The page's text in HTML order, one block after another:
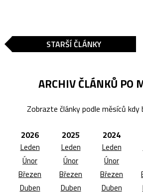
STARŠÍ ČLÁNKY
ARCHIV ČLÁNKŮ PO
Zobrazte články podle měsíců kdy
2026
Leden
Únor
Březen
Duben
2025
Leden
Únor
Březen
Duben
2024
Leden
Únor
Březen
Duben